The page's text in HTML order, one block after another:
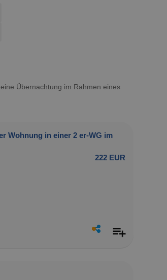
Übernachtung im Rahmen eines
Wohnung in einer 2 er-WG im
222 EUR